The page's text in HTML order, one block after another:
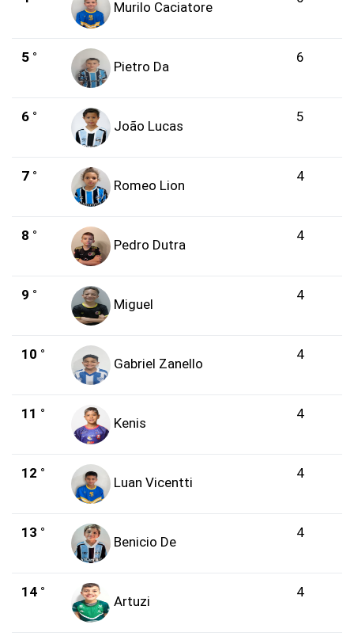
Murilo Caciatore
5 °
Pietro Da
6
6 °
João Lucas
5
7 °
Romeo Lion
4
8 °
Pedro Dutra
4
9 °
Miguel
4
10 °
Gabriel Zanello
4
11 °
Kenis
4
12 °
Luan Vicentti
4
13 °
Benicio De
4
14 °
Artuzi
4